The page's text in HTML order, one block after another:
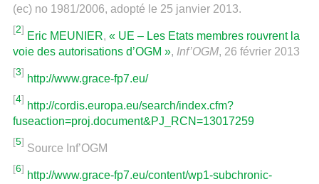
(ec) no 1981/2006, adopté le 25 janvier 2013.
[2]
Eric MEUNIER, « UE – Les Etats membres rouvrent la
voie des autorisations d’OGM », Inf’OGM, 26 février 2013
[3]
http://www.grace-fp7.eu/
[4]
http://cordis.europa.eu/search/index.cfm?
fuseaction=proj.document&PJ_RCN=13017259
[5]
Source Inf’OGM
[6]
http://www.grace-fp7.eu/content/wp1-subchronic-